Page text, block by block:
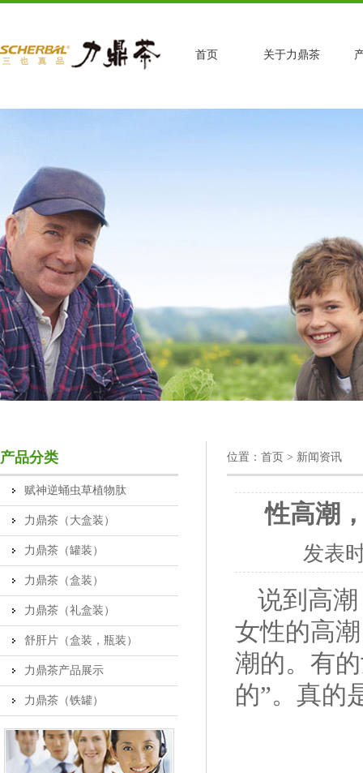
首页 关于力鼎茶
产品分类
赋神逆蛹虫草植物肽
力鼎茶（大盒装）
力鼎茶（罐装）
力鼎茶（盒装）
力鼎茶（礼盒装）
舒肝片（盒装，瓶装）
力鼎茶产品展示
力鼎茶（铁罐）
位置： 首页 > 新闻资讯
性高潮
发表
说到高
女性的高
潮的。有
的”。真的